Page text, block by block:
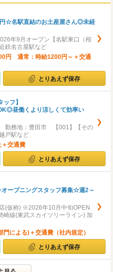
☆名駅直結のお土産屋さん◎未経
年9月オープン【名駅東口（桜
鉄名古屋駅など
円 通常：時給1200円～＋交通
とりあえず保存
ッフ】
昼働くより涼しくて効率い
勤務地：豊田市 【001】【その
戸駅など
交通費
とりあえず保存
ープニングスタッフ募集☆週2～
(仮称) ※2026年10月中旬OPEN
崎線(東武スカイツリーライン) 加
による)＋交通費（社内規定）
とりあえず保存